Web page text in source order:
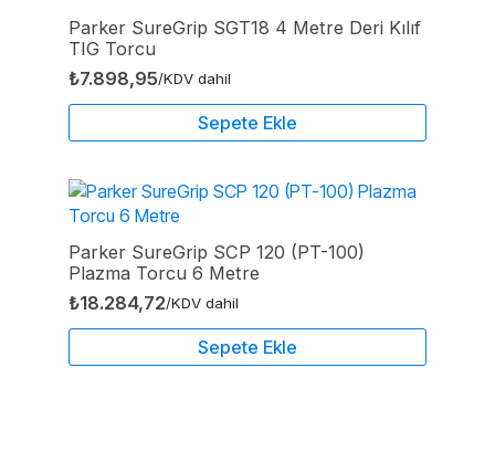
Parker SureGrip SGT18 4 Metre Deri Kılıf
TIG Torcu
₺7.898,95/KDV dahil
Sepete Ekle
Parker SureGrip SCP 120 (PT-100)
Plazma Torcu 6 Metre
₺18.284,72/KDV dahil
Sepete Ekle